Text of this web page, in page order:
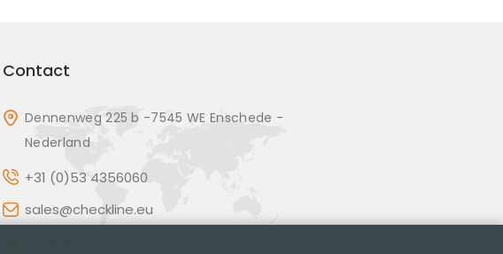
Contact
Dennenweg 225 b -7545 WE Enschede -
Nederland
+31 (0)53 4356060
sales@checkline.eu